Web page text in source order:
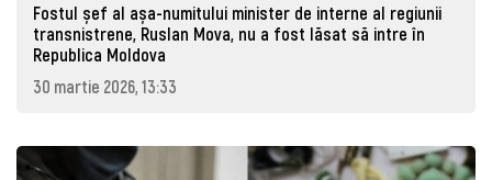
Fostul șef al așa-numitului minister de interne al regiunii
transnistrene, Ruslan Mova, nu a fost lăsat să intre în
Republica Moldova
30 martie 2026, 13:33